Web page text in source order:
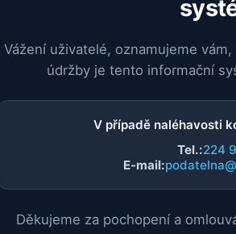
Vážení uživatelé, oznamujeme
údržby je tento informační
V případě naléhavosti
Tel.:224
E-mail:
Děkujeme za pochopení a